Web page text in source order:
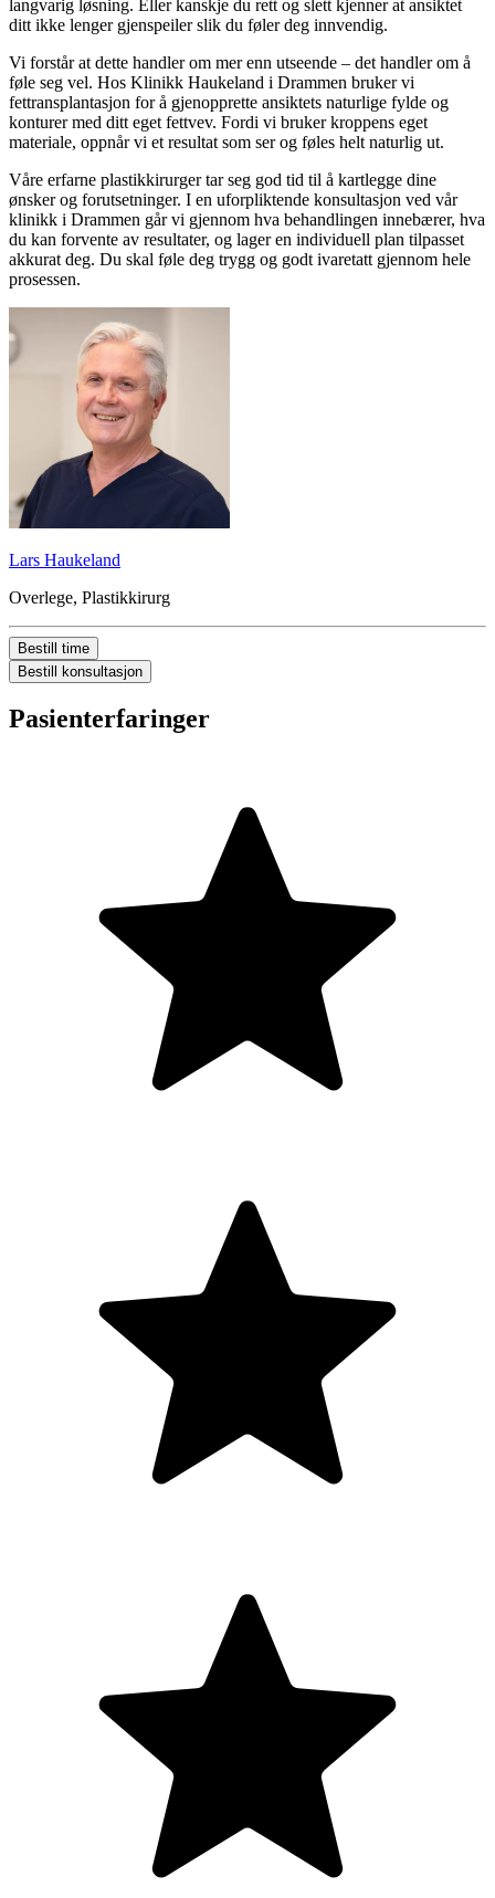
langvarig løsning. Eller kanskje du rett og slett kjenner at ansiktet
ditt ikke lenger gjenspeiler slik du føler deg innvendig.
Vi forstår at dette handler om mer enn utseende – det handler om å
føle seg vel. Hos Klinikk Haukeland i Drammen bruker vi
fettransplantasjon for å gjenopprette ansiktets naturlige fylde og
konturer med ditt eget fettvev. Fordi vi bruker kroppens eget
materiale, oppnår vi et resultat som ser og føles helt naturlig ut.
Våre erfarne plastikkirurger tar seg god tid til å kartlegge dine
ønsker og forutsetninger. I en uforpliktende konsultasjon ved vår
klinikk i Drammen går vi gjennom hva behandlingen innebærer, hva
du kan forvente av resultater, og lager en individuell plan tilpasset
akkurat deg. Du skal føle deg trygg og godt ivaretatt gjennom hele
prosessen.
Lars Haukeland
Overlege, Plastikkirurg
Bestill time
Bestill konsultasjon
Pasienterfaringer